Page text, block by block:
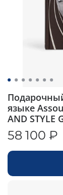
языке
AND STYLE
58 100 ₽